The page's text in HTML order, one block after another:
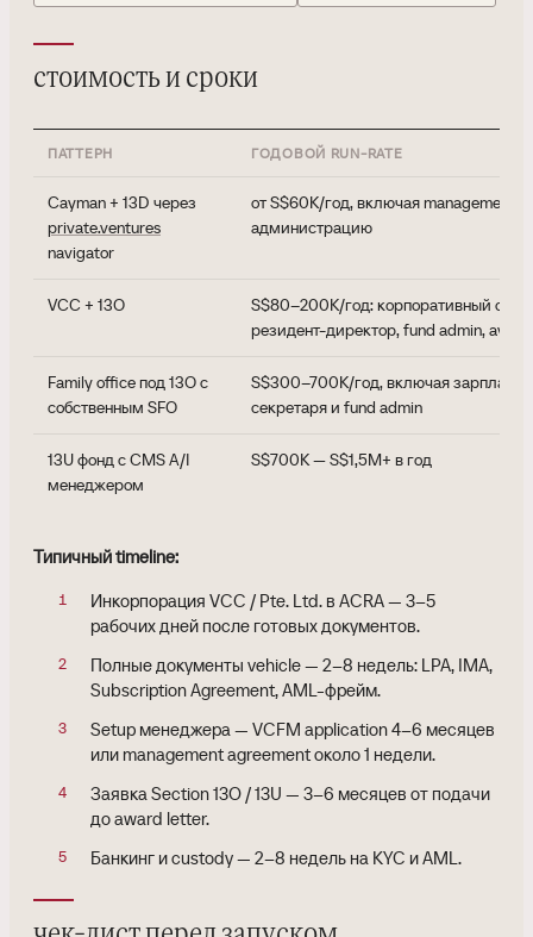
стоимость и сроки
ПАТТЕРН ГОДОВОЙ RUN-RATE
Cayman + 13D через
private.ventures
navigator
от S$60K/год, включая management
администрацию
VCC + 13O
S$80–200K/год: корпоративный
резидент-директор, fund admin,
Family office под 13O с
собственным SFO
S$300–700K/год, включая зарплаты
секретаря и fund admin
13U фонд с CMS A/I
менеджером
S$700K — S$1,5M+ в год
Типичный timeline:
Инкорпорация VCC / Pte. Ltd. в ACRA — 3–5
рабочих дней после готовых документов.
Полные документы vehicle — 2–8 недель: LPA, IMA,
Subscription Agreement, AML-фрейм.
Setup менеджера — VCFM application 4–6 месяцев
или management agreement около 1 недели.
Заявка Section 13O / 13U — 3–6 месяцев от подачи
до award letter.
Банкинг и custody — 2–8 недель на KYC и AML.